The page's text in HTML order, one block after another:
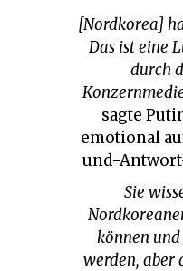
[Nordkorea] hat keine Atomwaffen.
Das ist eine
durch
sagte
emotional
und-
Sie wissen, dass sie die
können
werden, aber